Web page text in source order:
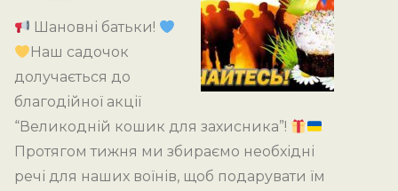
Шановні батьки!
Наш садочок
долучається до
благодійної акції
“Великодній кошик для захисника”!
Протягом тижня ми збираємо необхідні
речі для наших воїнів, щоб подарувати їм